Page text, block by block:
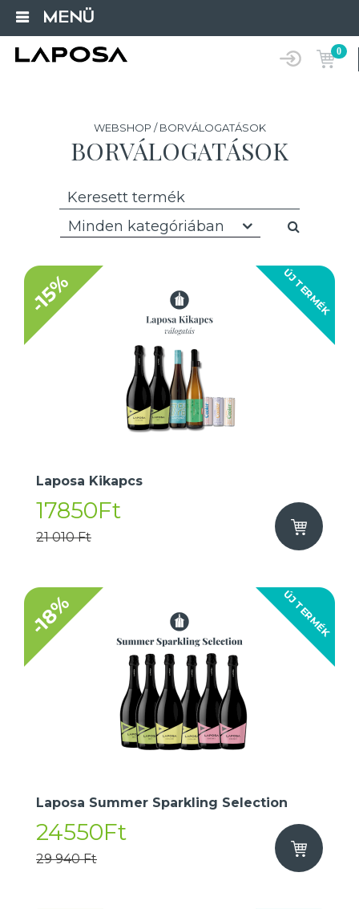
MENÜ
0
WEBSHOP / BORVÁLOGATÁSOK
BORVÁLOGATÁSOK
Minden kategóriában
ÚJ TERMÉK
-15%
Laposa Kikapcs
17850Ft
21 010 Ft
ÚJ TERMÉK
-18%
Laposa Summer Sparkling Selection
24550Ft
29 940 Ft